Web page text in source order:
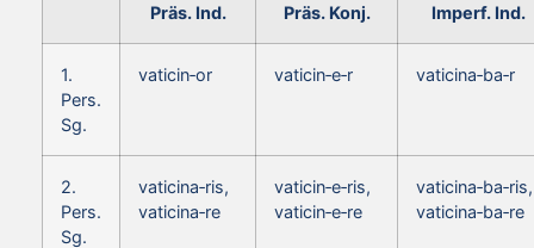
Präs. Ind. Präs. Konj. Imperf. Ind.
1.
Pers.
Sg.
vaticin‑or vaticin‑e‑r vaticina‑ba‑r
2.
Pers.
Sg.
vaticina‑ris,
vaticina‑re
vaticin‑e‑ris,
vaticin‑e‑re
vaticina‑ba‑ris,
vaticina‑ba‑re